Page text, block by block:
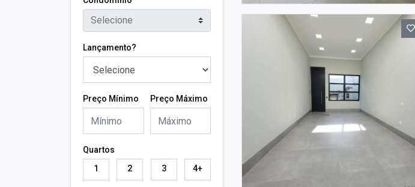
Selecione
Lançamento?
Preço Mínimo Preço Máximo
Quartos
1 2 3 4+